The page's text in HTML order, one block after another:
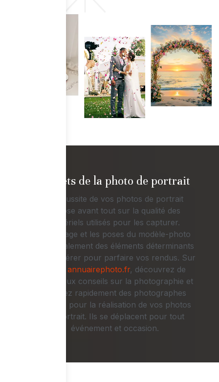
Secrets de la photo de portrait
La réussite de vos photos de portrait
repose avant tout sur la qualité des
matériels utilisés pour les capturer.
L’éclairage et les poses du modèle-photo
sont également des éléments déterminants
à considérer pour parfaire vos rendus. Sur
le siteannuairephoto.fr, découvrez de
nombreux conseils sur la photographie et
trouvez rapidement des photographes
experts pour la réalisation de vos photos
de portrait. Ils se déplacent pour tout
événement et occasion.